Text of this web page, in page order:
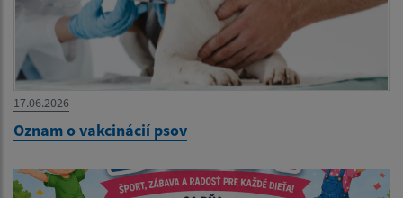
17.06.2026
Oznam o vakcinácií psov